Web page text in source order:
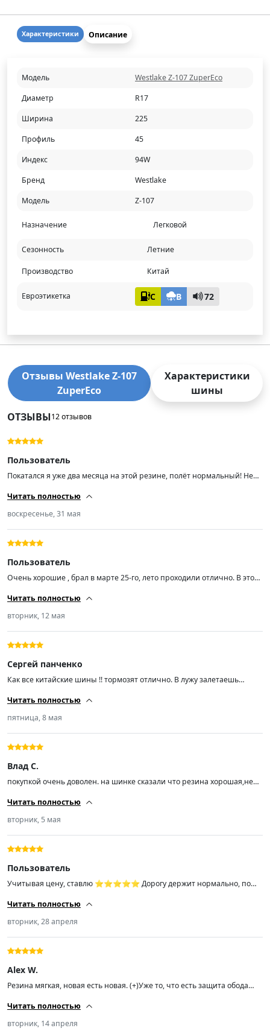
Характеристики Описание
Модель
Westlake Z-107 ZuperEco
Диаметр
R17
Ширина
225
Профиль
45
Индекс
94W
Бренд
Westlake
Модель
Z-107
Назначение Легковой
Сезонность Летние
Производство Китай
Евроэтикетка C B 72
Отзывы Westlake Z-107
ZuperEco
Характеристики
шины
ОТЗЫВЫ12 отзывов
Пользователь
Покатался я уже два месяца на этой резине, полёт нормальный! Не
отлично, мокрая трасса — также. Далее посмотрим, на сколько
Читать полностью
воскресенье, 31 мая
Пользователь
Очень хорошие , брал в марте 25-го, лето проходили отлично. В этом
новое. Спасибо!!!
Читать полностью
вторник, 12 мая
Сергей панченко
Как все китайские шины !! тормозят отлично. В лужу залетаешь
полутора метров в высоту,при +10 чуть шумят потеплело и сразу
Читать полностью
пятница, 8 мая
Влад С.
покупкой очень доволен. на шинке сказали что резина хорошая,не
шумит,машина не плавает. спасибо продавцу
Читать полностью
вторник, 5 мая
Пользователь
Учитывая цену, ставлю ⭐️⭐️⭐️⭐️⭐️ Дорогу держит нормально, по
сорта ходят два сезона, по этому много от неё не жду. Но она точно
Читать полностью
вторник, 28 апреля
Alex W.
Резина мягкая, новая есть новая. (+)Уже то, что есть защита обода
высокую оценку. Ещё не ставил, резина 41 неделя 24-го года. Но тут
(-)Дополнение после установки. 12/04/26 Вообще не понял посадку на
Читать полностью
вторник, 14 апреля